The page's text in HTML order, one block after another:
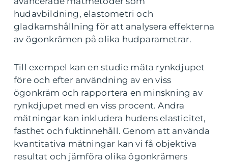
hudavbildning, elastometri och
gladkamshållning för att analysera effekterna
av ögonkrämen på olika hudparametrar.
Till exempel kan en studie mäta rynkdjupet
före och efter användning av en viss
ögonkräm och rapportera en minskning av
rynkdjupet med en viss procent. Andra
mätningar kan inkludera hudens elasticitet,
fasthet och fuktinnehåll. Genom att använda
kvantitativa mätningar kan vi få objektiva
resultat och jämföra olika ögonkrämers